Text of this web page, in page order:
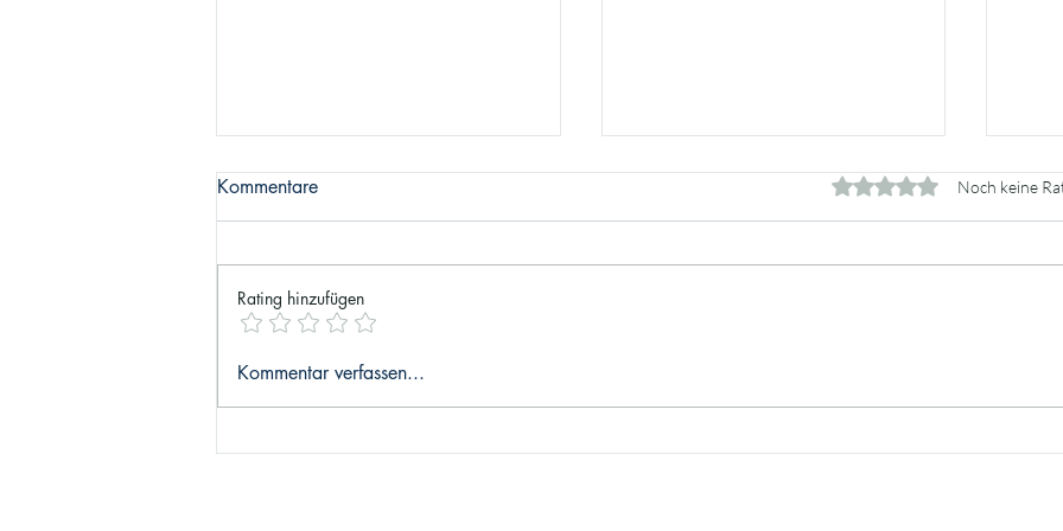
Empire Real Estate: Ein Blick
Immobilienkauf
zur
Kommentare Mit 0 von 5 Sternen
Noch keine
Rating hinzufügen
Kommentar verfassen...